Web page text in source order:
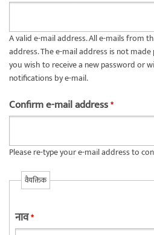
A valid e-mail address. All e-mails from
address. The e-mail address is not
you wish to receive a new password or
notifications by e-mail.
Confirm e-mail address*
Please re-type your e-mail address to
वैयक्तिक
नाव*